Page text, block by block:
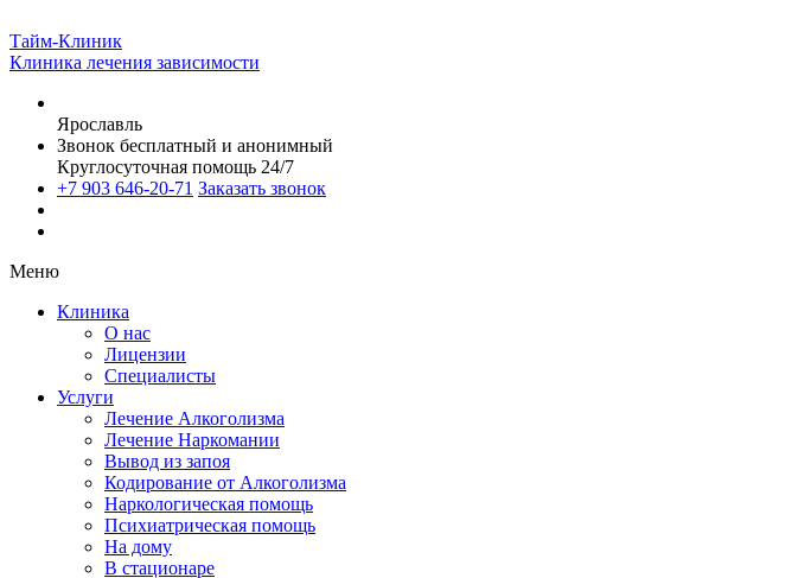
Тайм-Клиник
Клиника лечения зависимости
Ярославль
Звонок бесплатный и анонимный
Круглосуточная помощь 24/7
+7 903 646-20-71 Заказать звонок
Меню
Клиника
О нас
Лицензии
Специалисты
Услуги
Лечение Алкоголизма
Лечение Наркомании
Вывод из запоя
Кодирование от Алкоголизма
Наркологическая помощь
Психиатрическая помощь
На дому
В стационаре